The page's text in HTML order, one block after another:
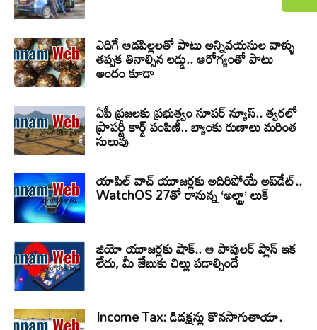
ఎదిగే ఆడపిల్లలతో పాటు అన్నివయసుల వాళ్ళు
తప్పక తినాల్సిన లడ్డు.. ఆరోగ్యంతో పాటు
అందం కూడా
ఏపీ ప్రజలకు ప్రభుత్వం సూపర్ న్యూస్.. త్వరలో
ప్రాపర్టీ కార్డ్ పంపిణీ.. బ్యాంకు రుణాలు మరింత
సులువు
యాపిల్ వాచ్ యూజర్లకు అదిరిపోయే అప్‌డేట్..
WatchOS 27తో రానున్న ‘అల్ట్రా’ లుక్
జియో యూజర్లకు షాక్.. ఆ పాపులర్ ప్లాన్ ఇక
లేదు, మీ జేబుకు చిల్లు పడాల్సిందే
Income Tax: డిడక్షన్లు కొనసాగుతాయా.